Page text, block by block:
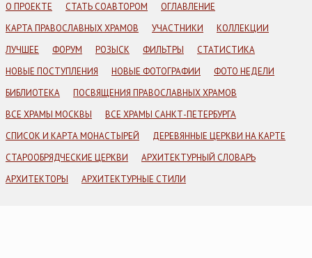
О ПРОЕКТЕ СТАТЬ СОАВТОРОМ
ОГЛАВЛЕНИЕ
КАРТА ПРАВОСЛАВНЫХ ХРАМОВ
УЧАСТНИКИ
КОЛЛЕКЦИИ
ЛУЧШЕЕ
ФОРУМ РОЗЫСК ФИЛЬТРЫ
СТАТИСТИКА
НОВЫЕ ПОСТУПЛЕНИЯ
НОВЫЕ ФОТОГРАФИИ
ФОТО НЕДЕЛИ
БИБЛИОТЕКА
ПОСВЯЩЕНИЯ ПРАВОСЛАВНЫХ ХРАМОВ
ВСЕ ХРАМЫ МОСКВЫ
ВСЕ ХРАМЫ САНКТ-ПЕТЕРБУРГА
СПИСОК И КАРТА МОНАСТЫРЕЙ
ДЕРЕВЯННЫЕ ЦЕРКВИ НА КАРТЕ
СТАРООБРЯДЧЕСКИЕ ЦЕРКВИ
АРХИТЕКТУРНЫЙ СЛОВАРЬ
АРХИТЕКТОРЫ
АРХИТЕКТУРНЫЕ СТИЛИ